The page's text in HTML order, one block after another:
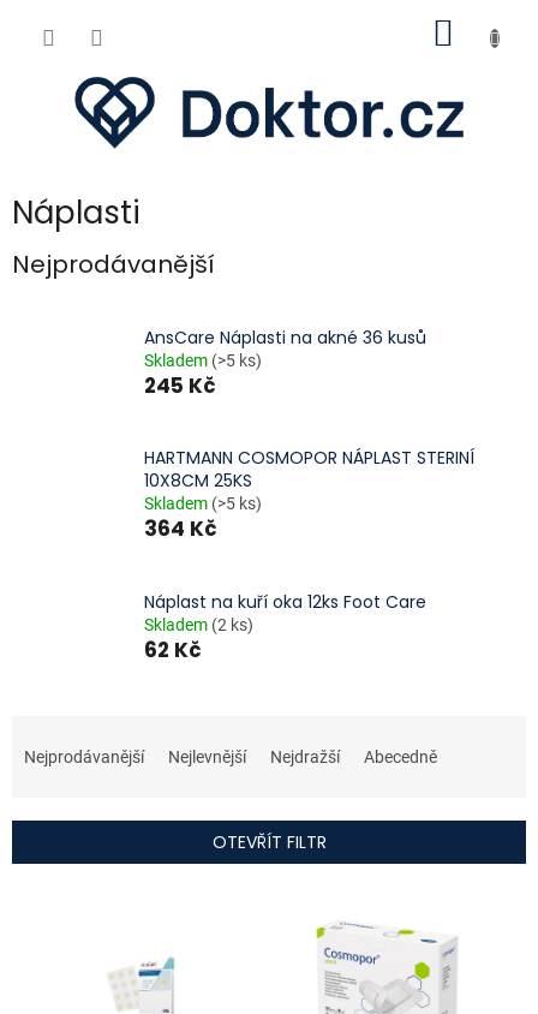
Náplasti
Nejprodávanější
AnsCare Náplasti na akné 36 kusů
Skladem (>5 ks)
245 Kč
HARTMANN COSMOPOR NÁPLAST STERINÍ
10X8CM 25KS
Skladem (>5 ks)
364 Kč
Náplast na kuří oka 12ks Foot Care
Skladem (2 ks)
62 Kč
a
í
Nejprodávanější Nejlevnější Nejdražší Abecedně
OTEVŘÍT FILTR